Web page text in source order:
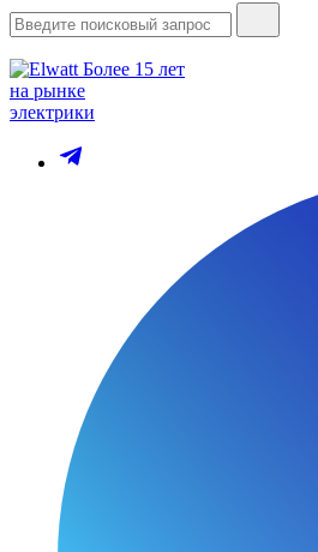
Более 15 лет
на рынке
электрики